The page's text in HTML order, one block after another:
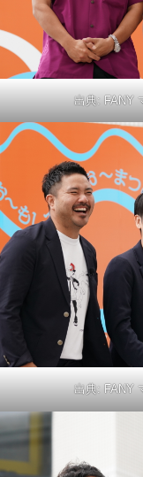
出典: FANY
出典: FANY